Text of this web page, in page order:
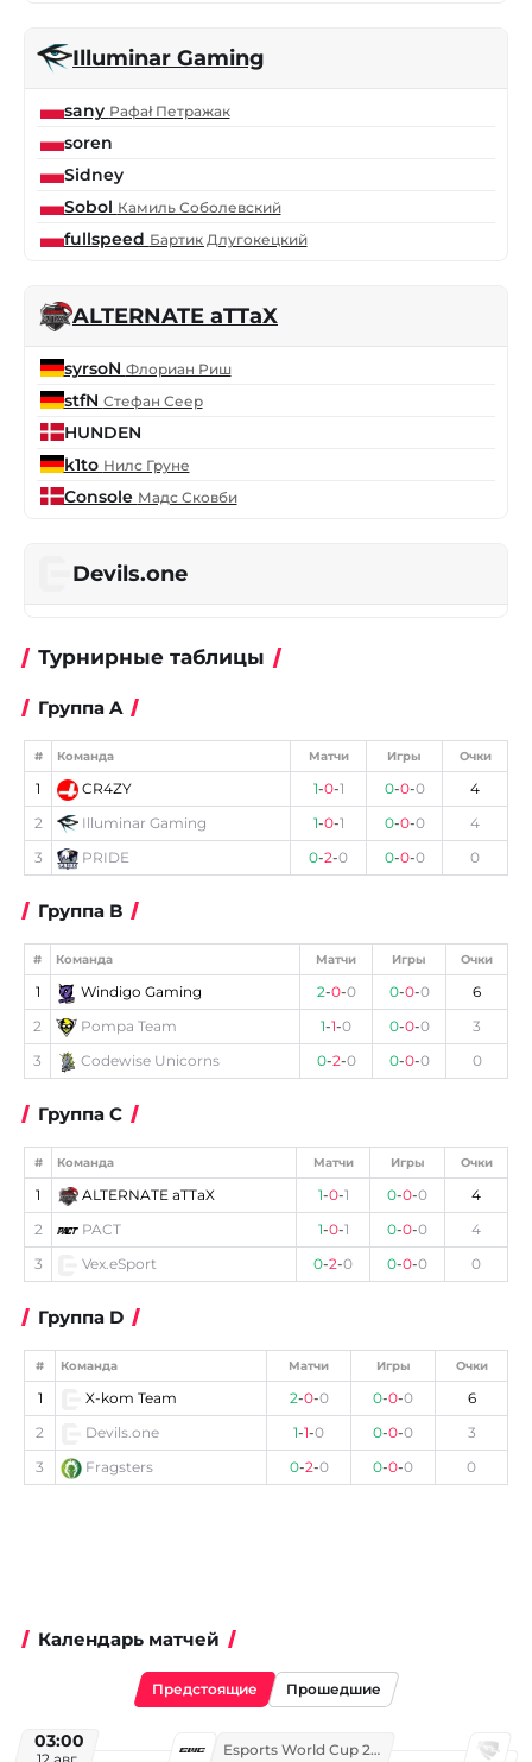
Illuminar Gaming
sany Рафаł Петражак
soren
Sidney
Sobol Камиль Соболевский
fullspeed Бартик Длугокецкий
ALTERNATE aTTaX
syrsoN Флориан Риш
stfN Стефан Сеер
HUNDEN
k1to Нилс Груне
Console Мадс Сковби
Devils.one
Турнирные таблицы
Группа A
# Команда Матчи Игры Очки
1 CR4ZY 1-0-1 0-0-0
4
2
Illuminar Gaming 1-0-1 0-0-0
4
3
PRIDE 0-2-0 0-0-0 0
Группа B
# Команда Матчи Игры Очки
1 Windigo Gaming 2-0-0 0-0-0
6
2
Pompa Team 1-1-0 0-0-0
3
3
Codewise Unicorns 0-2-0 0-0-0 0
Группа C
# Команда Матчи Игры Очки
1 ALTERNATE aTTaX 1-0-1 0-0-0
4
2
PACT 1-0-1 0-0-0
4
3
Vex.eSport 0-2-0 0-0-0 0
Группа D
# Команда Матчи Игры Очки
1 X-kom Team 2-0-0 0-0-0
6
2
Devils.one 1-1-0 0-0-0
3
3
Fragsters 0-2-0 0-0-0 0
Календарь матчей
Предстоящие Прошедшие
03:00 Esports World Cup 2026